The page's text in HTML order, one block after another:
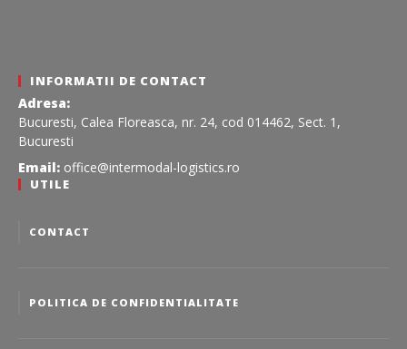
INFORMATII DE CONTACT
Adresa:
Bucuresti, Calea Floreasca, nr. 24, cod 014462, Sect. 1,
Bucuresti
Email: office@intermodal-logistics.ro
UTILE
CONTACT
POLITICA DE CONFIDENTIALITATE